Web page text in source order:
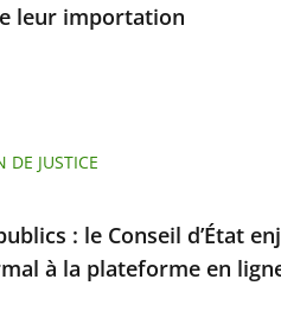
leur importation
: le Conseil d’État
à la plateforme en ligne
DE JUSTICE